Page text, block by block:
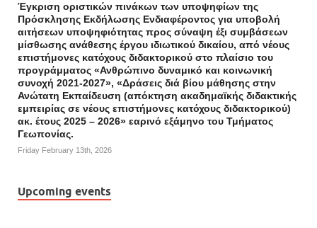
Έγκριση οριστικών πινάκων των υποψηφίων της
Πρόσκλησης Εκδήλωσης Ενδιαφέροντος για υποβολή
αιτήσεων υποψηφιότητας προς σύναψη έξι συμβάσεων
μίσθωσης ανάθεσης έργου ιδιωτικού δικαίου, από νέους
επιστήμονες κατόχους διδακτορικού στο πλαίσιο του
προγράμματος «Ανθρώπινο δυναμικό και κοινωνική
συνοχή 2021-2027», «Δράσεις διά βίου μάθησης στην
Ανώτατη Εκπαίδευση (απόκτηση ακαδημαϊκής διδακτικής
εμπειρίας σε νέους επιστήμονες κατόχους διδακτορικού)
ακ. έτους 2025 – 2026» εαρινό εξάμηνο του Τμήματος
Γεωπονίας.
Friday February 13th, 2026
Upcoming events